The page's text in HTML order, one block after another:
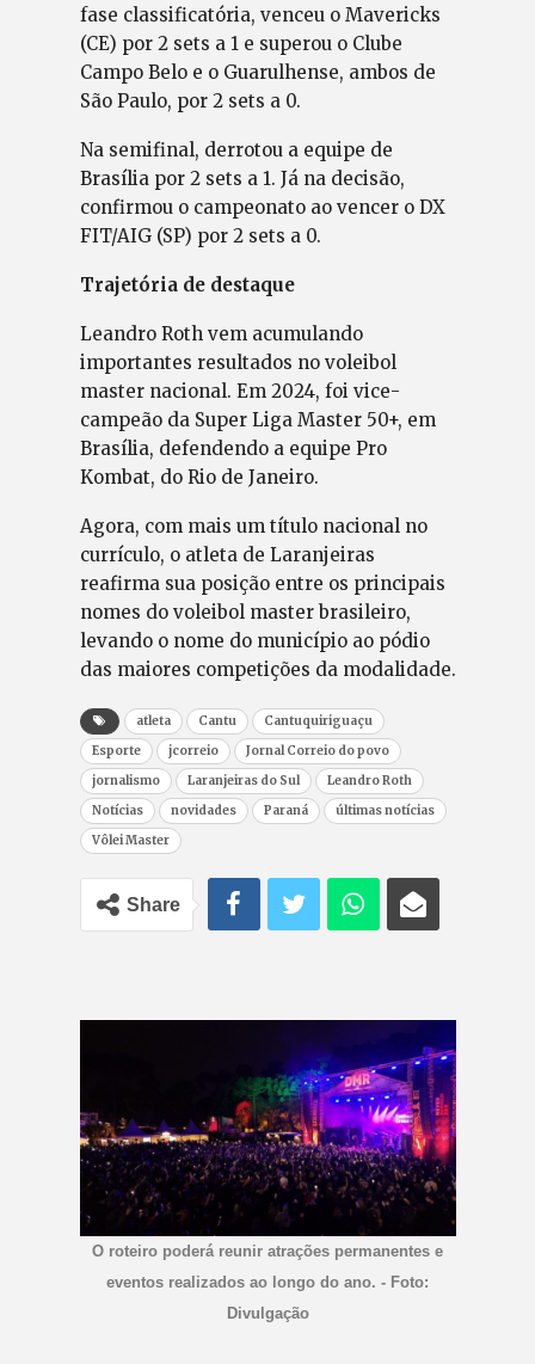
fase classificatória, venceu o Mavericks
(CE) por 2 sets a 1 e superou o Clube
Campo Belo e o Guarulhense, ambos de
São Paulo, por 2 sets a 0.
Na semifinal, derrotou a equipe de
Brasília por 2 sets a 1. Já na decisão,
confirmou o campeonato ao vencer o DX
FIT/AIG (SP) por 2 sets a 0.
Trajetória de destaque
Leandro Roth vem acumulando
importantes resultados no voleibol
master nacional. Em 2024, foi vice-
campeão da Super Liga Master 50+, em
Brasília, defendendo a equipe Pro
Kombat, do Rio de Janeiro.
Agora, com mais um título nacional no
currículo, o atleta de Laranjeiras
reafirma sua posição entre os principais
nomes do voleibol master brasileiro,
levando o nome do município ao pódio
das maiores competições da modalidade.
atleta Cantu
Cantuquiriguaçu
Esporte
jcorreio
Jornal Correio do povo
jornalismo
Laranjeiras do Sul
Leandro Roth
Notícias
novidades Paraná
últimas notícias
Vôlei Master
Share
O roteiro poderá reunir atrações permanentes e
eventos realizados ao longo do ano. - Foto:
Divulgação